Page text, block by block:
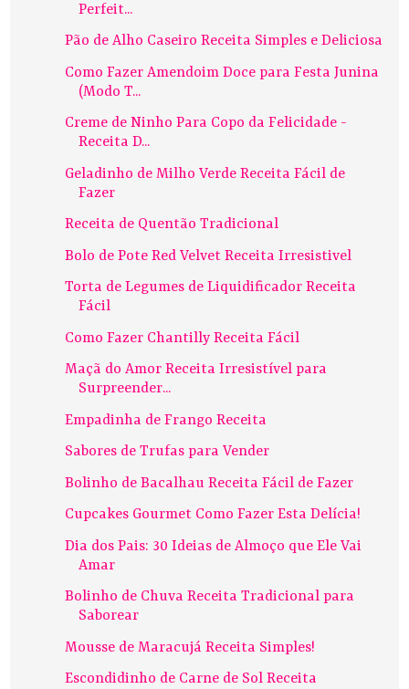
Perfeit...
Pão de Alho Caseiro Receita Simples e Deliciosa
Como Fazer Amendoim Doce para Festa Junina
(Modo T...
Creme de Ninho Para Copo da Felicidade -
Receita D...
Geladinho de Milho Verde Receita Fácil de
Fazer
Receita de Quentão Tradicional
Bolo de Pote Red Velvet Receita Irresistivel
Torta de Legumes de Liquidificador Receita
Fácil
Como Fazer Chantilly Receita Fácil
Maçã do Amor Receita Irresistível para
Surpreender...
Empadinha de Frango Receita
Sabores de Trufas para Vender
Bolinho de Bacalhau Receita Fácil de Fazer
Cupcakes Gourmet Como Fazer Esta Delícia!
Dia dos Pais: 30 Ideias de Almoço que Ele Vai
Amar
Bolinho de Chuva Receita Tradicional para
Saborear
Mousse de Maracujá Receita Simples!
Escondidinho de Carne de Sol Receita